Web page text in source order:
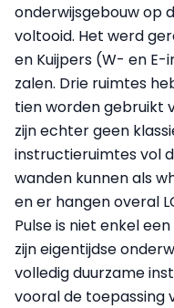
onderwijsgebouw op
voltooid. Het werd
en Kuijpers (W- en
zalen. Drie ruimtes
tien worden gebruikt
zijn echter geen
instructieruimtes vol
wanden kunnen als
en er hangen overal
Pulse is niet enkel
zijn eigentijdse
volledig duurzame
vooral de toepassing